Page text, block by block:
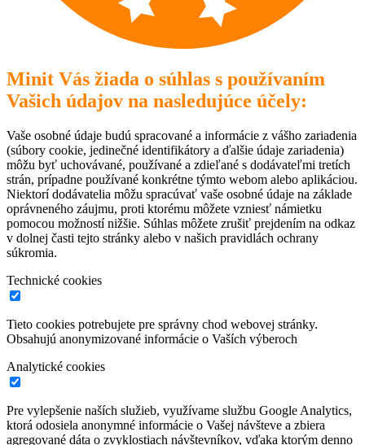
Minit Vás žiada o súhlas s používaním
Vašich údajov na nasledujúce účely:
Vaše osobné údaje budú spracované a informácie z vášho zariadenia
(súbory cookie, jedinečné identifikátory a ďalšie údaje zariadenia)
môžu byť uchovávané, používané a zdieľané s dodávateľmi tretích
strán, prípadne používané konkrétne týmto webom alebo aplikáciou.
Niektorí dodávatelia môžu spracúvať vaše osobné údaje na základe
oprávneného záujmu, proti ktorému môžete vzniesť námietku
pomocou možností nižšie. Súhlas môžete zrušiť prejdením na odkaz
v dolnej časti tejto stránky alebo v našich pravidlách ochrany
súkromia.
Technické cookies
Tieto cookies potrebujete pre správny chod webovej stránky.
Obsahujú anonymizované informácie o Vaších výberoch
Analytické cookies
Pre vylepšenie naších služieb, využívame službu Google Analytics,
ktorá odosiela anonymné informácie o Vašej návšteve a zbiera
agregované dáta o zvyklostiach návštevníkov, vďaka ktorým denno